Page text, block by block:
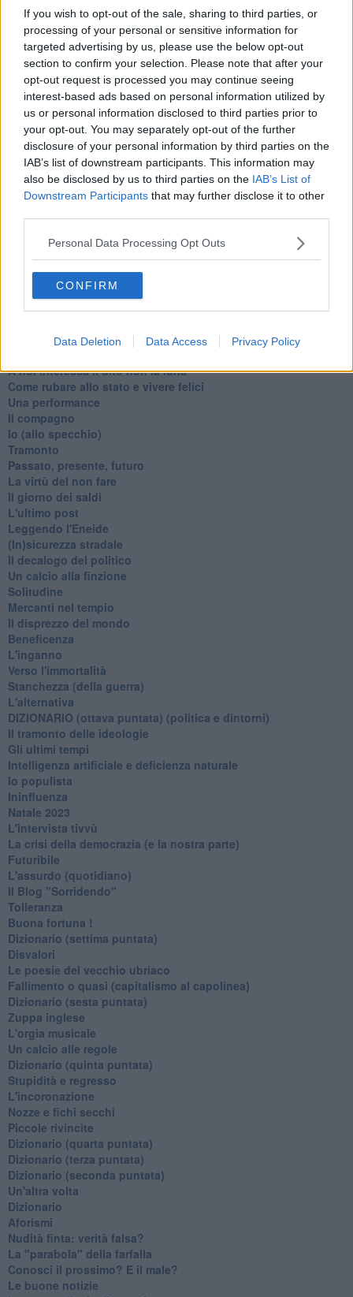
If you wish to opt-out of the sale, sharing to third parties, or
processing of your personal or sensitive information for
targeted advertising by us, please use the below opt-out
section to confirm your selection. Please note that after your
opt-out request is processed you may continue seeing
interest-based ads based on personal information utilized by
us or personal information disclosed to third parties prior to
your opt-out. You may separately opt-out of the further
disclosure of your personal information by third parties on the
IAB’s list of downstream participants. This information may
also be disclosed by us to third parties on the IAB’s List of
Downstream Participants that may further disclose it to other
Personal Data Processing Opt Outs
CONFIRM
Data Deletion Data Access Privacy Policy
​Lucrezia Borgia, una storia di potere
Facile profezia
Il terzo compito
L'abiura di Galileo
Fu vera gloria?
La guerricciola delle due rose
La truffa all'anziano
Alla fermata dell'autobus
La repressione sessuale per sentito dire
Diseducazione televisiva e inerzia della politica
Foto storica
Esequie solenni
Nostalgia del sangue blu
Armiamoci e... avviatevi
Da Capodanno a Carnevale
Schizzi di fango
Sor-riso amaro
Fine anno al ristorante
Natale 2024
A noi interessa il dito non la luna
Come rubare allo stato e vivere felici
Una performance
Il compagno
​Io (allo specchio)
Tramonto
Passato, presente, futuro
La virtù del non fare
Il giorno dei saldi
L'ultimo post
Leggendo l'Eneide
​(In)sicurezza stradale
Il decalogo del politico
Un calcio alla finzione
Solitudine
Mercanti nel tempio
Il disprezzo del mondo
Beneficenza
L'inganno
Verso l'immortalità
Stanchezza (della guerra)
L'alternativa
​DIZIONARIO (ottava puntata) (politica e dintorni)
Il tramonto delle ideologie
Gli ultimi tempi
Intelligenza artificiale e deficienza naturale
Io populista
Ininfluenza
Natale 2023
L'intervista tivvù
La crisi della democrazia (e la nostra parte)
Futuribile
L'assurdo (quotidiano)
Il Blog "Sorridendo"
Tolleranza
Buona fortuna !
​Dizionario (settima puntata)
Disvalori
Le poesie del vecchio ubriaco
Fallimento o quasi (capitalismo al capolinea)
Dizionario (sesta puntata)
Zuppa inglese
L'orgia musicale
Un calcio alle regole
Dizionario (quinta puntata)
Stupidità e regresso
L'incoronazione
Nozze e fichi secchi
Piccole rivincite
​Dizionario (quarta puntata)
​Dizionario (terza puntata)
​Dizionario (seconda puntata)
Un'altra volta
Dizionario
Aforismi
Nudità finta: verità falsa?
La "parabola" della farfalla
Conosci il prossimo? E il male?
Le buone notizie